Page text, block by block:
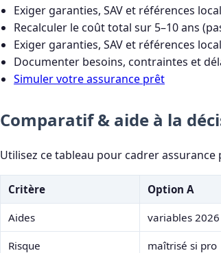
Exiger garanties, SAV et références
Recalculer le coût total sur 5–10 ans
Exiger garanties, SAV et références
Documenter besoins, contraintes et
Simuler votre assurance prêt
Comparatif & aide à la
Utilisez ce tableau pour cadrer
Critère Option A
Aides variables 2026
Risque maîtrisé si pro